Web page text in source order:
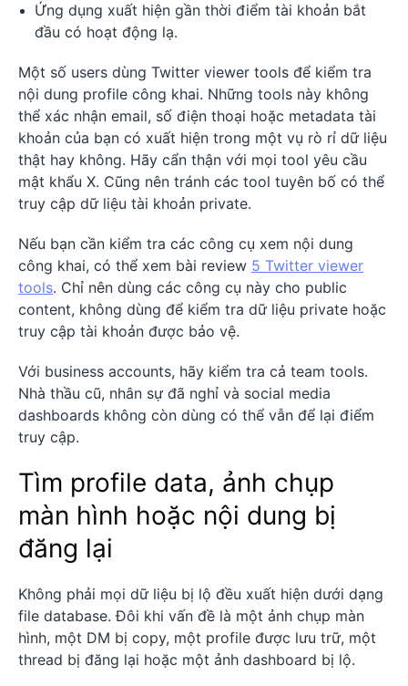
Ứng dụng xuất hiện gần thời điểm tài khoản bắt
đầu có hoạt động lạ.
Một số users dùng Twitter viewer tools để kiểm tra
nội dung profile công khai. Những tools này không
thể xác nhận email, số điện thoại hoặc metadata tài
khoản của bạn có xuất hiện trong một vụ rò rỉ dữ liệu
thật hay không. Hãy cẩn thận với mọi tool yêu cầu
mật khẩu X. Cũng nên tránh các tool tuyên bố có thể
truy cập dữ liệu tài khoản private.
Nếu bạn cần kiểm tra các công cụ xem nội dung
công khai, có thể xem bài review 5 Twitter viewer
tools. Chỉ nên dùng các công cụ này cho public
content, không dùng để kiểm tra dữ liệu private hoặc
truy cập tài khoản được bảo vệ.
Với business accounts, hãy kiểm tra cả team tools.
Nhà thầu cũ, nhân sự đã nghỉ và social media
dashboards không còn dùng có thể vẫn để lại điểm
truy cập.
Tìm profile data, ảnh chụp
màn hình hoặc nội dung bị
đăng lại
Không phải mọi dữ liệu bị lộ đều xuất hiện dưới dạng
file database. Đôi khi vấn đề là một ảnh chụp màn
hình, một DM bị copy, một profile được lưu trữ, một
thread bị đăng lại hoặc một ảnh dashboard bị lộ.